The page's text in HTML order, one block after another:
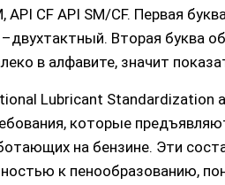
API CF API SM/CF. Первая
Вторая буква
в алфавите, значит
Lubricant Standardization
которые
на бензине. Эти
к пенообразованию,